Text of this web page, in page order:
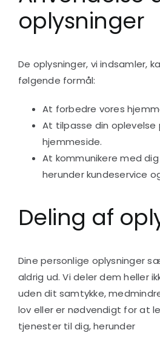
oplysninger
De oplysninger, vi indsamler,
følgende formål:
At forbedre vores
At tilpasse din oplevelse
hjemmeside.
At kommunikere med
herunder kundeservice
Deling af
Dine personlige oplysninger
aldrig ud. Vi deler dem heller
uden dit samtykke,
lov eller er nødvendigt for at
tjenester til dig, herunder